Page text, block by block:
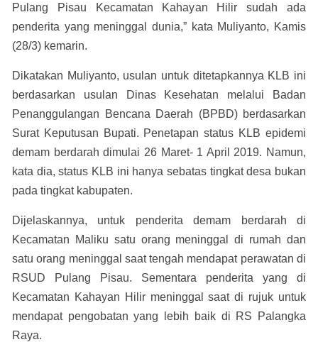
Pulang Pisau Kecamatan Kahayan Hilir sudah ada
penderita yang meninggal dunia,” kata Muliyanto, Kamis
(28/3) kemarin.
Dikatakan Muliyanto, usulan untuk ditetapkannya KLB ini
berdasarkan usulan Dinas Kesehatan melalui Badan
Penanggulangan Bencana Daerah (BPBD) berdasarkan
Surat Keputusan Bupati. Penetapan status KLB epidemi
demam berdarah dimulai 26 Maret- 1 April 2019. Namun,
kata dia, status KLB ini hanya sebatas tingkat desa bukan
pada tingkat kabupaten.
Dijelaskannya, untuk penderita demam berdarah di
Kecamatan Maliku satu orang meninggal di rumah dan
satu orang meninggal saat tengah mendapat perawatan di
RSUD Pulang Pisau. Sementara penderita yang di
Kecamatan Kahayan Hilir meninggal saat di rujuk untuk
mendapat pengobatan yang lebih baik di RS Palangka
Raya.